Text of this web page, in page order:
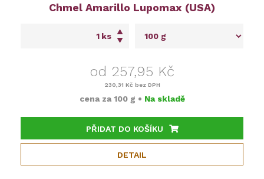
Chmel Amarillo Lupomax (USA)
ks
od 257,95 Kč
230,31 Kč bez DPH
cena za 100 g • Na skladě
PŘIDAT DO KOŠÍKU
DETAIL